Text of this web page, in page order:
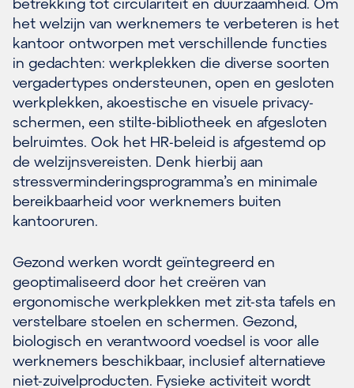
het welzijn van werknemers te verbeteren is het
kantoor ontworpen met verschillende functies
in gedachten: werkplekken die diverse soorten
vergadertypes ondersteunen, open en gesloten
werkplekken, akoestische en visuele privacy-
schermen, een stilte-bibliotheek en afgesloten
belruimtes. Ook het HR-beleid is afgestemd op
de welzijnsvereisten. Denk hierbij aan
stressverminderingsprogramma’s en minimale
bereikbaarheid voor werknemers buiten
kantooruren.
Gezond werken wordt geïntegreerd en
geoptimaliseerd door het creëren van
ergonomische werkplekken met zit-sta tafels en
verstelbare stoelen en schermen. Gezond,
biologisch en verantwoord voedsel is voor alle
werknemers beschikbaar, inclusief alternatieve
niet-zuivelproducten. Fysieke activiteit wordt